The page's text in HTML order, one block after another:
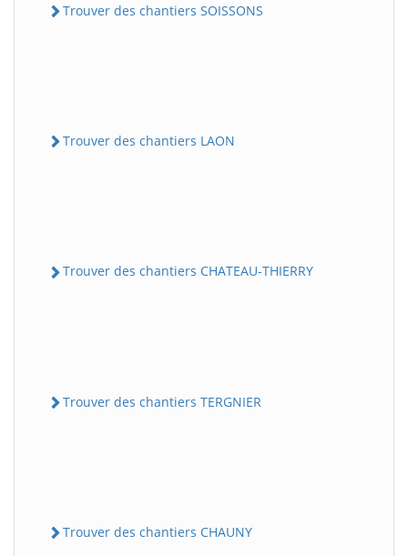
Trouver des chantiers SOISSONS
Trouver des chantiers LAON
Trouver des chantiers CHATEAU-THIERRY
Trouver des chantiers TERGNIER
Trouver des chantiers CHAUNY